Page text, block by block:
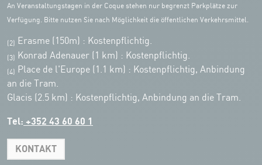
An Veranstaltungstagen in der Coque stehen nur begrenzt Parkplätze zur
Verfügung. Bitte nutzen Sie nach Möglichkeit die öffentlichen Verkehrsmittel.
(2) Erasme (150m) : Kostenpflichtig.
(3) Konrad Adenauer (1 km) : Kostenpflichtig.
(4)
Place de l'Europe (1.1 km) : Kostenpflichtig, Anbindung
an die Tram.
Glacis (2.5 km) : Kostenpflichtig, Anbindung an die Tram.
Tel: +352 43 60 60 1
KONTAKT
Leaflet|Map tiles by Carto, under CC BY 3.0. Data by OpenStreetMap, under